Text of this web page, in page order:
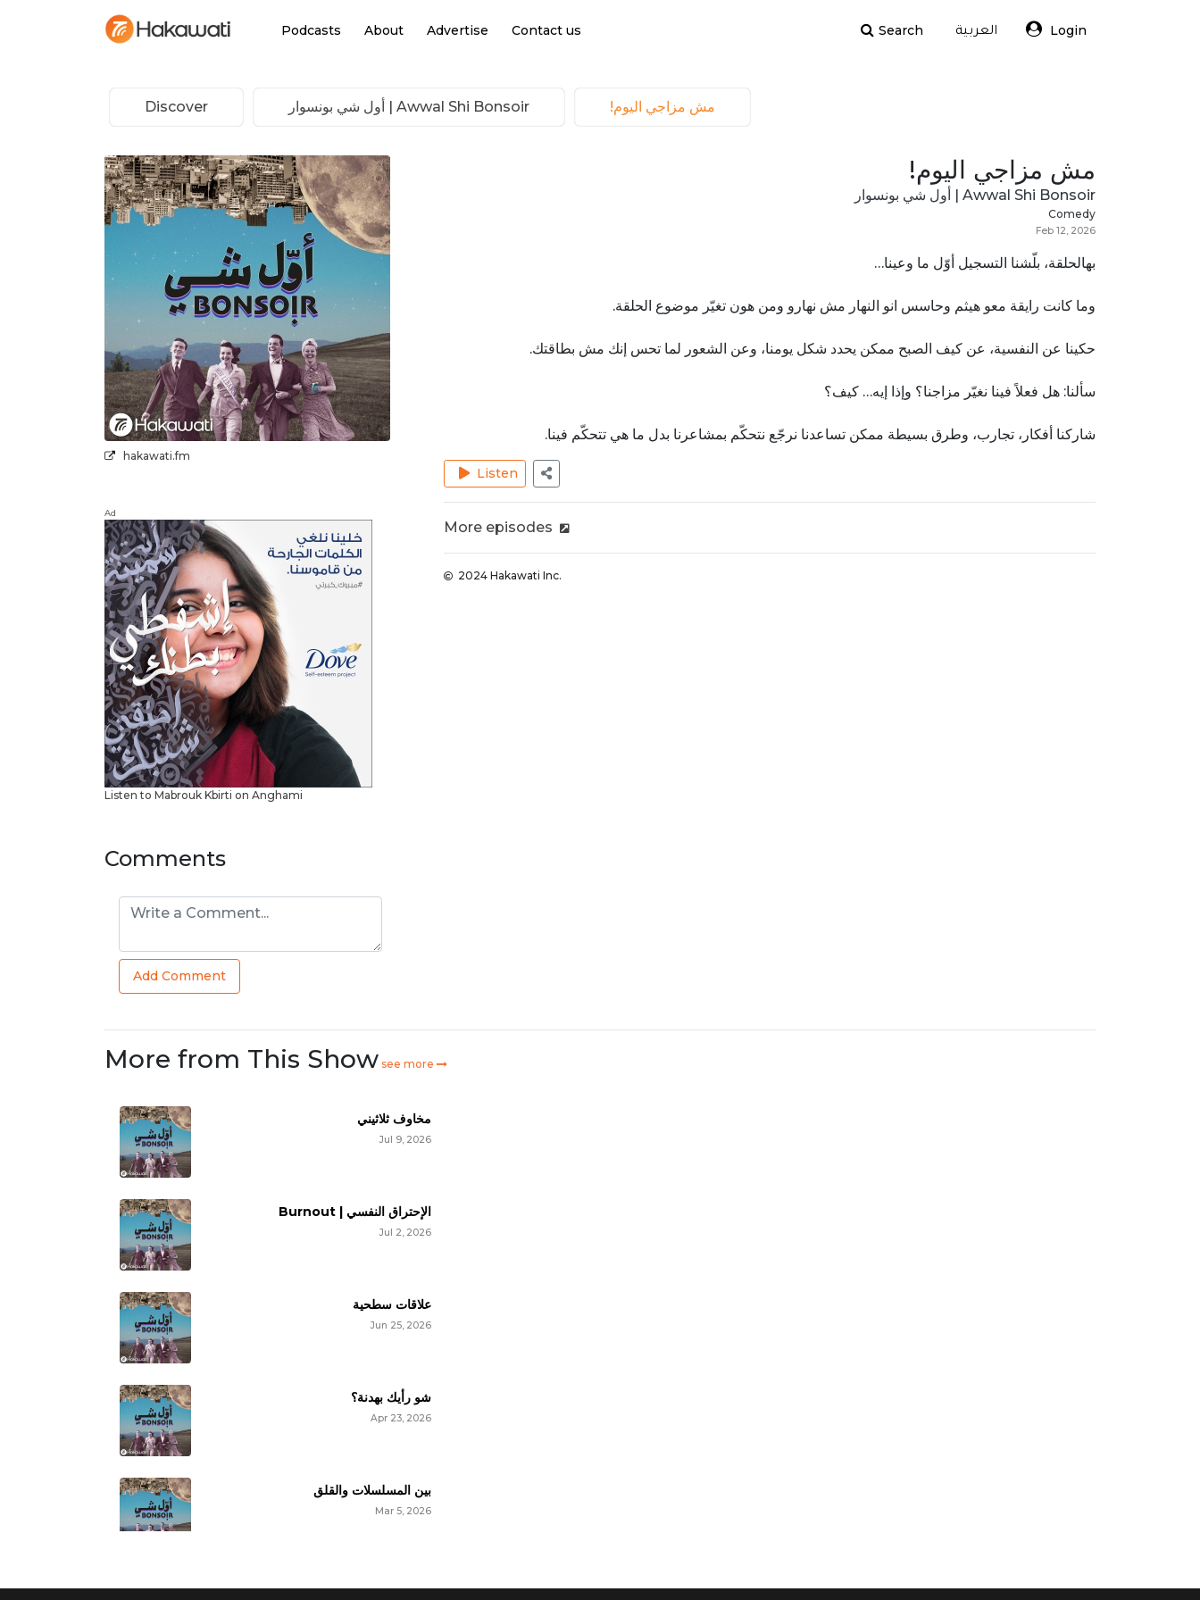
Podcasts About Advertise Contact us Search العربية Login
Discover Awwal Shi Bonsoir | أول شي بونسوار مش مزاجي اليوم!
hakawati.fm
Ad
Listen to Mabrouk Kbirti on Anghami
Comments
Add Comment
مش مزاجي اليوم!
Awwal Shi Bonsoir | أول شي بونسوار
Comedy
Feb 12, 2026
بهالحلقة، بلّشنا التسجيل أوّل ما وعينا…
وما كانت رايقة معو هيثم وحاسس انو النهار مش نهارو ومن هون تغيّر موضوع الحلقة.
حكينا عن النفسية، عن كيف الصبح ممكن يحدد شكل يومنا، وعن الشعور لما تحس إنك مش بطاقتك.
سألنا: هل فعلاً فينا نغيّر مزاجنا؟ وإذا إيه… كيف؟
شاركنا أفكار، تجارب، وطرق بسيطة ممكن تساعدنا نرجّع نتحكّم بمشاعرنا بدل ما هي تتحكّم فينا.
Listen
More episodes
2024 Hakawati Inc.
More from This Show see more
مخاوف ثلاثيني
Jul 9, 2026
الإحتراق النفسي | Burnout
Jul 2, 2026
علاقات سطحية
Jun 25, 2026
شو رأيك بهدنة؟
Apr 23, 2026
بين المسلسلات والقلق
Mar 5, 2026